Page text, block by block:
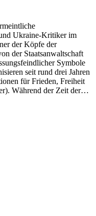
Ukraine-Kritiker im
der Köpfe der
der Staatsanwaltschaft
Symbole
seit rund drei Jahren
für Frieden, Freiheit
Während der Zeit der…